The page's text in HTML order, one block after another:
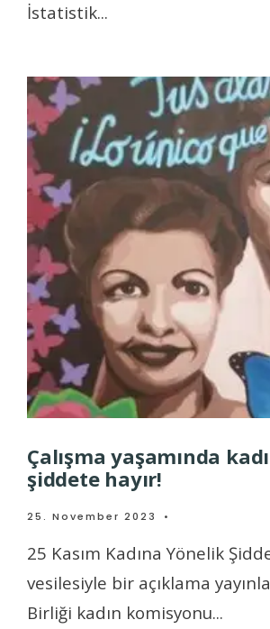
İstatistik...
Çalışma yaşamında
şiddete hayır!
25. November 2023 •
25 Kasım Kadına Yönelik
vesilesiyle bir açıklama
Birliği kadın komisyonu...